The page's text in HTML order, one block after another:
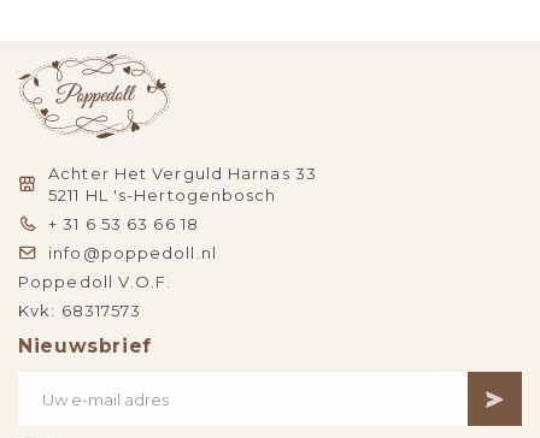
Achter Het Verguld Harnas 33
5211 HL 's-Hertogenbosch
+ 31 6 53 63 66 18
info@poppedoll.nl
Poppedoll V.O.F.
Kvk: 68317573
Nieuwsbrief